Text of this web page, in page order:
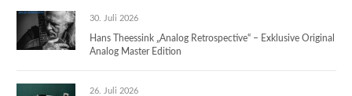
30. Juli 2026
Hans Theessink „Analog Retrospective“ – Exklusive Original
Analog Master Edition
26. Juli 2026